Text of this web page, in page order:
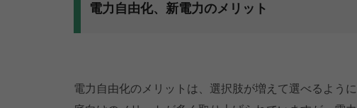
電力自由化、新電力のメリット
電力自由化のメリットは、選択肢が増えて選べるよう